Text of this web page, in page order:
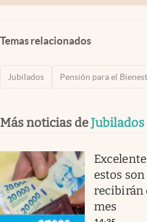
Temas relacionados
Jubilados Pensión para el
Más noticias deJubilados
estos
recibirán
mes